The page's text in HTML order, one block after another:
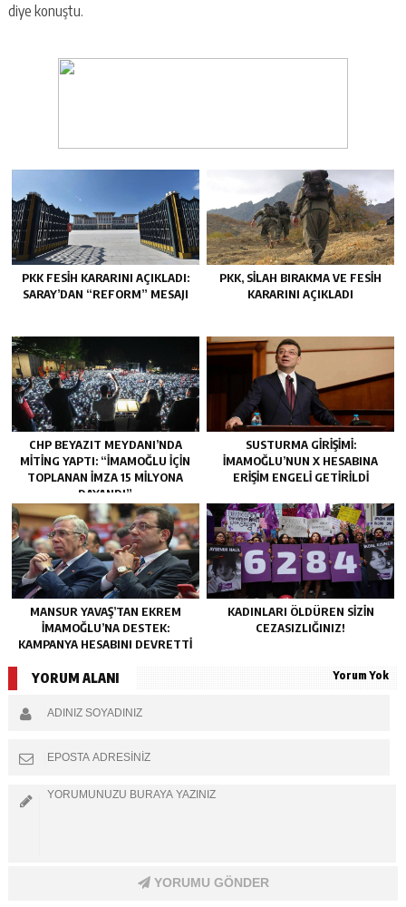
diye konuştu.
PKK FESIH KARARINI AÇIKLADI:
SARAY’DAN “REFORM” MESAJI
PKK, SILAH BIRAKMA VE FESIH
KARARINI AÇIKLADI
CHP BEYAZIT MEYDANI’NDA
MITING YAPTI: “İMAMOĞLU IÇIN
TOPLANAN IMZA 15 MILYONA
DAYANDI”
SUSTURMA GIRIŞIMI:
İMAMOĞLU’NUN X HESABINA
ERIŞIM ENGELI GETIRILDI
MANSUR YAVAŞ’TAN EKREM
İMAMOĞLU’NA DESTEK:
KAMPANYA HESABINI DEVRETTI
KADINLARI ÖLDÜREN SIZIN
CEZASIZLIĞINIZ!
YORUM ALANI Yorum Yok
YORUMU GÖNDER